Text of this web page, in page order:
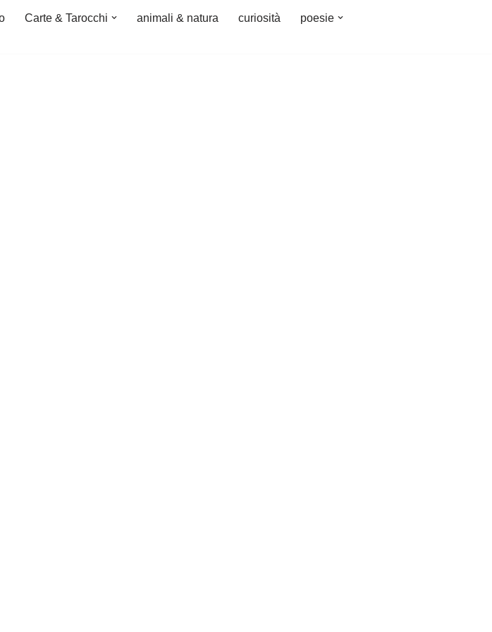
Carte & Tarocchi animali & natura curiosità
poesie